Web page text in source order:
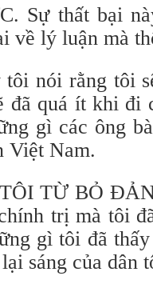
Sự thất bại
về lý luận mà
nói rằng tôi
đã quá ít khi đi
gì các ông
Việt Nam.
TỪ BỎ
trị mà tôi
gì tôi đã
sáng của dân